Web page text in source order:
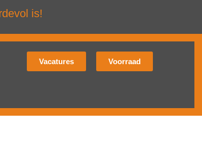
is!
Vacatures Voorraad